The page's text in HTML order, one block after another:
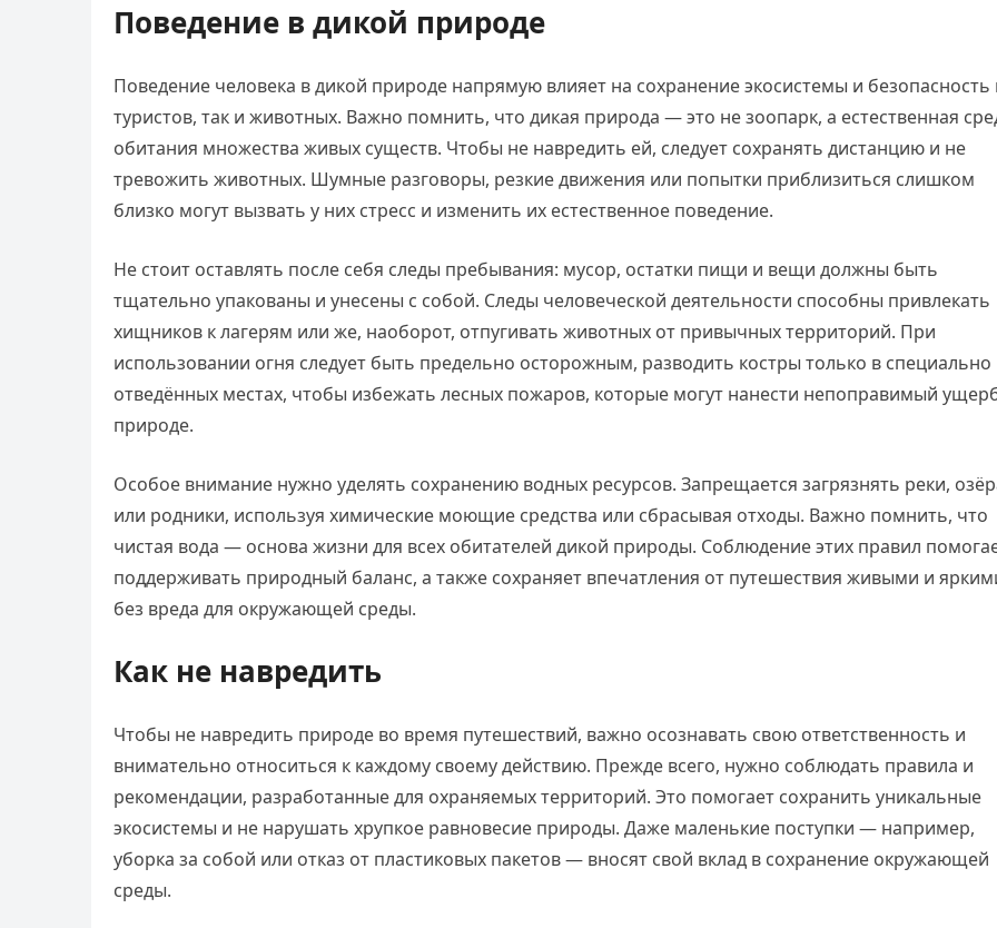
Поведение в дикой природе
Поведение человека в дикой природе напрямую влияет на сохранение экосистемы и безопасность
туристов, так и животных. Важно помнить, что дикая природа — это не зоопарк, а естественная
обитания множества живых существ. Чтобы не навредить ей, следует сохранять дистанцию и не
тревожить животных. Шумные разговоры, резкие движения или попытки приблизиться слишком
близко могут вызвать у них стресс и изменить их естественное поведение.
Не стоит оставлять после себя следы пребывания: мусор, остатки пищи и вещи должны быть
тщательно упакованы и унесены с собой. Следы человеческой деятельности способны привлекать
хищников к лагерям или же, наоборот, отпугивать животных от привычных территорий. При
использовании огня следует быть предельно осторожным, разводить костры только в специально
отведённых местах, чтобы избежать лесных пожаров, которые могут нанести непоправимый
природе.
Особое внимание нужно уделять сохранению водных ресурсов. Запрещается загрязнять реки,
или родники, используя химические моющие средства или сбрасывая отходы. Важно помнить, что
чистая вода — основа жизни для всех обитателей дикой природы. Соблюдение этих правил
поддерживать природный баланс, а также сохраняет впечатления от путешествия живыми и
без вреда для окружающей среды.
Как не навредить
Чтобы не навредить природе во время путешествий, важно осознавать свою ответственность и
внимательно относиться к каждому своему действию. Прежде всего, нужно соблюдать правила и
рекомендации, разработанные для охраняемых территорий. Это помогает сохранить уникальные
экосистемы и не нарушать хрупкое равновесие природы. Даже маленькие поступки — например,
уборка за собой или отказ от пластиковых пакетов — вносят свой вклад в сохранение окружающей
среды.